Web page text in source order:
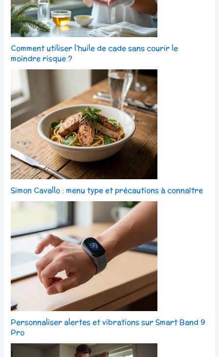
Comment utiliser l’huile de cade sans courir le
moindre risque ?
Simon Cavallo : menu type et précautions à connaître
Personnaliser alertes et vibrations sur Smart Band 9
Pro